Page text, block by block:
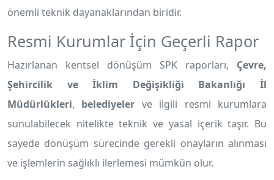
önemli teknik dayanaklarından biridir.
Resmi Kurumlar İçin Geçerli Rapor
Hazırlanan kentsel dönüşüm SPK raporları, Çevre,
Şehircilik ve İklim Değişikliği Bakanlığı İl
Müdürlükleri, belediyeler ve ilgili resmi kurumlara
sunulabilecek nitelikte teknik ve yasal içerik taşır. Bu
sayede dönüşüm sürecinde gerekli onayların alınması
ve işlemlerin sağlıklı ilerlemesi mümkün olur.